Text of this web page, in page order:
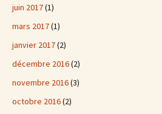
juin 2017(1)
mars 2017(1)
janvier 2017(2)
décembre 2016(2)
novembre 2016(3)
octobre 2016(2)